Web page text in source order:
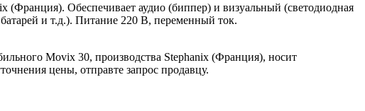
(Франция). Обеспечивает аудио (биппер) и визуальный (светодиодная
и т.д.). Питание 220 В, переменный ток.
Movix 30, производства Stephanix (Франция), носит
цены, отправте запрос продавцу.